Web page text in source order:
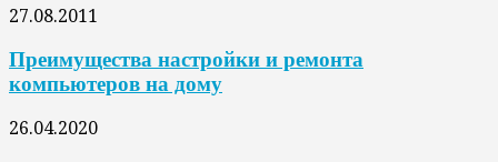
27.08.2011
Преимущества настройки и ремонта
компьютеров на дому
26.04.2020